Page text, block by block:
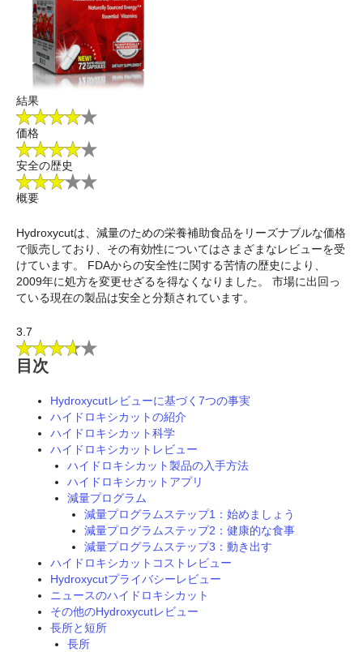
結果
価格
安全の歴史
概要
Hydroxycutは、減量のための栄養補助食品をリーズナブルな価格
で販売しており、その有効性についてはさまざまなレビューを受
けています。 FDAからの安全性に関する苦情の歴史により、
2009年に処方を変更せざるを得なくなりました。 市場に出回っ
ている現在の製品は安全と分類されています。
3.7
目次
Hydroxycutレビューに基づく7つの事実
ハイドロキシカットの紹介
ハイドロキシカット科学
ハイドロキシカットレビュー
ハイドロキシカット製品の入手方法
ハイドロキシカットアプリ
減量プログラム
減量プログラムステップ1：始めましょう
減量プログラムステップ2：健康的な食事
減量プログラムステップ3：動き出す
ハイドロキシカットコストレビュー
Hydroxycutプライバシーレビュー
ニュースのハイドロキシカット
その他のHydroxycutレビュー
長所と短所
長所